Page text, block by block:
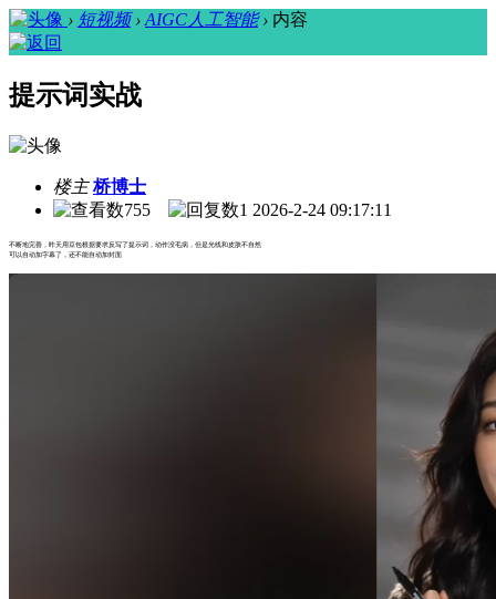
› 短视频 › AIGC人工智能 › 内容
提示词实战
楼主 桥博士
755
1 2026-2-24 09:17:11
不断地完善，昨天用豆包根据要求反写了提示词，动作没毛病，但是光线和皮肤不自然
可以自动加字幕了，还不能自动加封面